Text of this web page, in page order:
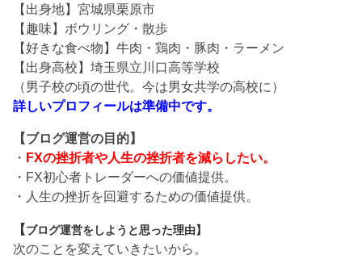
【出身地】宮城県栗原市
【趣味】ボウリング・散歩
【好きな食べ物】牛肉・鶏肉・豚肉・ラーメン
【出身高校】埼玉県立川口高等学校
（男子校の頃の世代。今は男女共学の高校に）
詳しいプロフィールは準備中です。
【ブログ運営の目的】
・ FXの挫折者や人生の挫折者を減らしたい。
・FX初心者トレーダーへの価値提供。
・人生の挫折を回避するための価値提供。
【ブログ運営をしようと思った理由】
次のことを変えていきたいから。